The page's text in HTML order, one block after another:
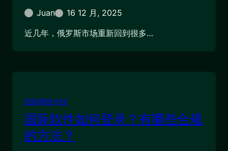
Juan
16 12 月, 2025
近几年，俄罗斯市场重新回到很多…
国际网络专线
国际软件如何登录？有哪些合规
的方法？